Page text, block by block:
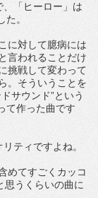
「ヒーロー」は
。
に対して臆病には
言われることだけ
挑戦して変わって
。そういうことを
サウンド”という
て作った曲です
ティですよね。
めてすごくカッコ
思うくらいの曲に